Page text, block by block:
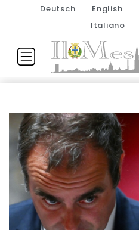
Deutsch English
Italiano